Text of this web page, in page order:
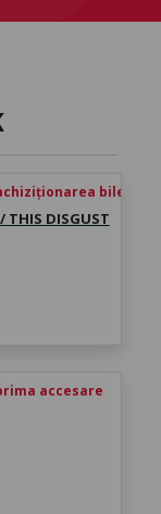
biletului
THIS DISGUST
accesare